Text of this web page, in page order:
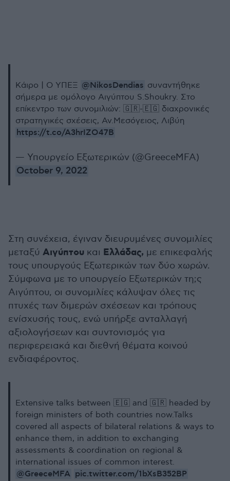
Κάιρο | Ο ΥΠΕΞ @NikosDendias συναντήθηκε
σήμερα με ομόλογο Αιγύπτου S.Shoukry. Στο
επίκεντρο των συνομιλιών: 🇬🇷-🇪🇬 διαχρονικές
στρατηγικές σχέσεις, Αν.Μεσόγειος, Λιβύη
https://t.co/A3hrIZO47B
— Υπουργείο Εξωτερικών (@GreeceMFA)
October 9, 2022
Στη συνέχεια, έγιναν διευρυμένες συνομιλίες
μεταξύ Αιγύπτου και Ελλάδας, με επικεφαλής
τους υπουργούς Εξωτερικών των δύο χωρών.
Σύμφωνα με το υπουργείο Εξωτερικών τη;ς
Αιγύπτου, οι συνομιλίες κάλυψαν όλες τις
πτυχές των διμερών σχέσεων και τρόπους
ενίσχυσής τους, ενώ υπήρξε ανταλλαγή
αξιολογήσεων και συντονισμός για
περιφερειακά και διεθνή θέματα κοινού
ενδιαφέροντος.
Extensive talks between 🇪🇬 and 🇬🇷 headed by
foreign ministers of both countries now.Talks
covered all aspects of bilateral relations & ways to
enhance them, in addition to exchanging
assessments & coordination on regional &
international issues of common interest.
@GreeceMFA pic.twitter.com/1bXsB352BP